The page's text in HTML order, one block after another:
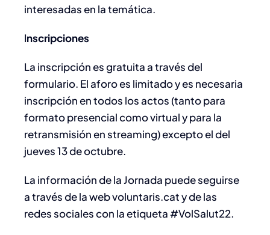
interesadas en la temática.
Inscripciones
La inscripción es gratuita a través del
formulario. El aforo es limitado y es necesaria
inscripción en todos los actos (tanto para
formato presencial como virtual y para la
retransmisión en streaming) excepto el del
jueves 13 de octubre.
La información de la Jornada puede seguirse
a través de la web voluntaris.cat y de las
redes sociales con la etiqueta #VolSalut22.